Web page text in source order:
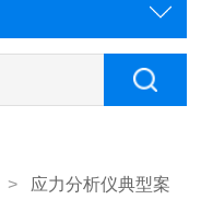
> 应力分析仪典型案